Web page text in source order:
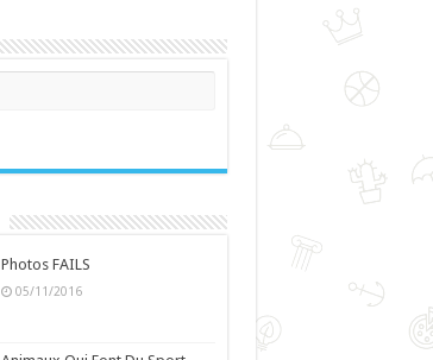
Photos FAILS
05/11/2016